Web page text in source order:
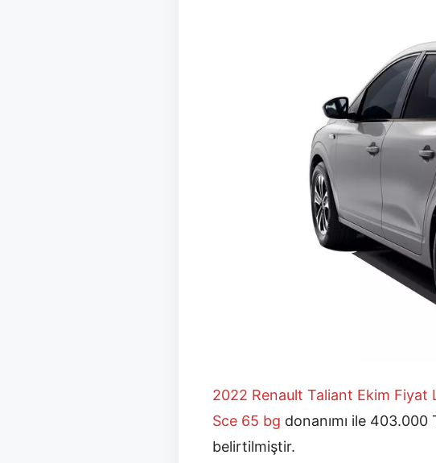
2022 Renault Taliant Ekim Fiyat
Sce 65 bg donanımı ile
belirtilmiştir.